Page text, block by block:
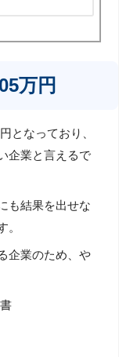
万円
となっており、
企業と言えるで
も結果を出せな
。
企業のため、や